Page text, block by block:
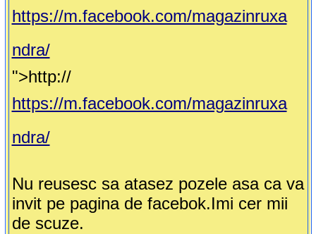
https://m.facebook.com/magazinruxa
ndra/
">http://
https://m.facebook.com/magazinruxa
ndra/
Nu reusesc sa atasez pozele asa ca va
invit pe pagina de facebok.Imi cer mii
de scuze.